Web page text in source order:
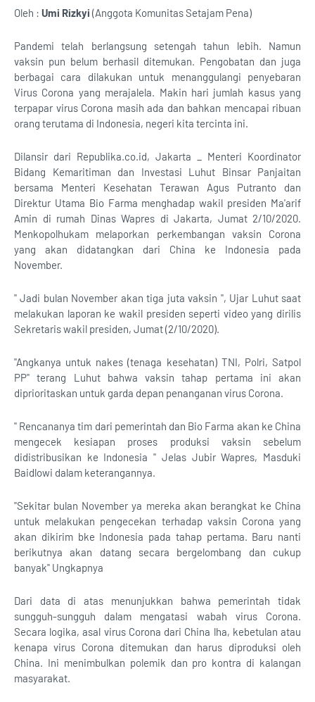
Oleh : Umi Rizkyi (Anggota Komunitas Setajam Pena)
Pandemi telah berlangsung setengah tahun lebih. Namun
vaksin pun belum berhasil ditemukan. Pengobatan dan juga
berbagai cara dilakukan untuk menanggulangi penyebaran
Virus Corona yang merajalela. Makin hari jumlah kasus yang
terpapar virus Corona masih ada dan bahkan mencapai ribuan
orang terutama di Indonesia, negeri kita tercinta ini.
Dilansir dari Republika.co.id, Jakarta _ Menteri Koordinator
Bidang Kemaritiman dan Investasi Luhut Binsar Panjaitan
bersama Menteri Kesehatan Terawan Agus Putranto dan
Direktur Utama Bio Farma menghadap wakil presiden Ma'arif
Amin di rumah Dinas Wapres di Jakarta, Jumat 2/10/2020.
Menkopolhukam melaporkan perkembangan vaksin Corona
yang akan didatangkan dari China ke Indonesia pada
November.
" Jadi bulan November akan tiga juta vaksin ", Ujar Luhut saat
melakukan laporan ke wakil presiden seperti video yang dirilis
Sekretaris wakil presiden, Jumat (2/10/2020).
"Angkanya untuk nakes (tenaga kesehatan) TNI, Polri, Satpol
PP" terang Luhut bahwa vaksin tahap pertama ini akan
diprioritaskan untuk garda depan penanganan virus Corona.
" Rencananya tim dari pemerintah dan Bio Farma akan ke China
mengecek kesiapan proses produksi vaksin sebelum
didistribusikan ke Indonesia " Jelas Jubir Wapres, Masduki
Baidlowi dalam keterangannya.
"Sekitar bulan November ya mereka akan berangkat ke China
untuk melakukan pengecekan terhadap vaksin Corona yang
akan dikirim bke Indonesia pada tahap pertama. Baru nanti
berikutnya akan datang secara bergelombang dan cukup
banyak" Ungkapnya
Dari data di atas menunjukkan bahwa pemerintah tidak
sungguh-sungguh dalam mengatasi wabah virus Corona.
Secara logika, asal virus Corona dari China lha, kebetulan atau
kenapa virus Corona ditemukan dan harus diproduksi oleh
China. Ini menimbulkan polemik dan pro kontra di kalangan
masyarakat.